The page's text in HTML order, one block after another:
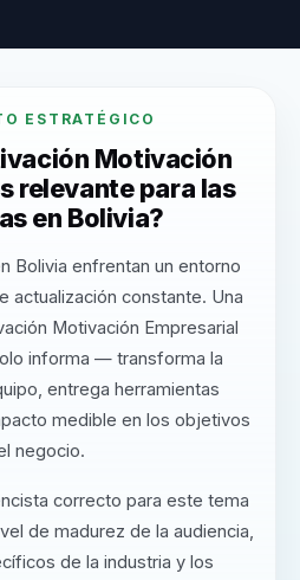
ESTRATÉGICO
Motivación
relevante para las
en Bolivia?
Bolivia enfrentan un entorno
actualización constante. Una
Motivación Empresarial
informa — transforma la
entrega herramientas
medible en los objetivos
negocio.
correcto para este tema
de madurez de la audiencia,
de la industria y los